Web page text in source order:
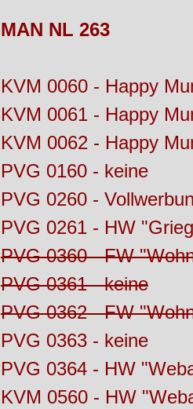
MAN NL 263
KVM 0060 - Happy
KVM 0061 - Happy
KVM 0062 - Happy
PVG 0160 - keine
PVG 0260 -
PVG 0261 - HW
PVG 0360 - FW
PVG 0361 - keine
PVG 0362 - FW
PVG 0363 - keine
PVG 0364 - HW
KVM 0560 - HW